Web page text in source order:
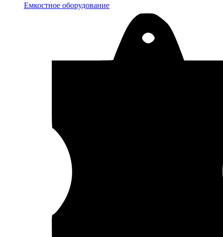
Емкостное оборудование